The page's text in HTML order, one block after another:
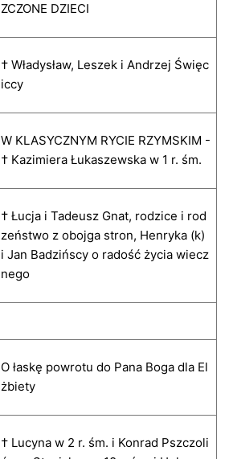
ZCZONE DZIECI
† Władysław, Leszek i Andrzej Święc
iccy
W KLASYCZNYM RYCIE RZYMSKIM -
† Kazimiera Łukaszewska w 1 r. śm.
† Łucja i Tadeusz Gnat, rodzice i rod
zeństwo z obojga stron, Henryka (k)
i Jan Badzińscy o radość życia wiecz
nego
O łaskę powrotu do Pana Boga dla El
żbiety
† Lucyna w 2 r. śm. i Konrad Pszczoli